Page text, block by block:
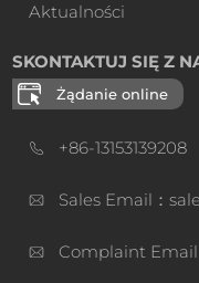
Aktualności
SKONTAKTUJ SIĘ Z
Żądanie online
+86-13153139208
Sales Email：
Complaint